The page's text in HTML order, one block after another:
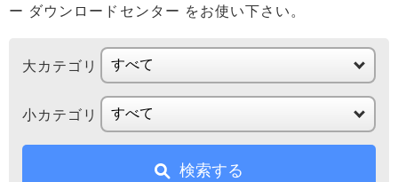
ー ダウンロードセンター をお使い下さい。
大カテゴリ
小カテゴリ
検索する